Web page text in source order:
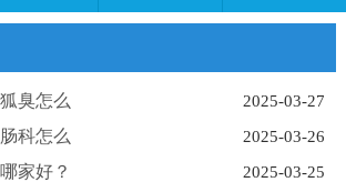
2025-03-27
臭怎么
2025-03-26
科怎么
2025-03-25
家好？